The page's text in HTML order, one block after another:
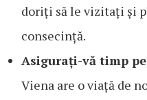
doriți să le vizitați și
consecință.
Asigurați-vă timp
Viena are o viață de